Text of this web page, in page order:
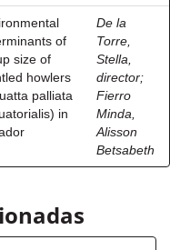
of
size of
howlers
palliata
in
De la
Torre,
Stella,
director;
Fierro
Minda,
Alisson
Betsabeth